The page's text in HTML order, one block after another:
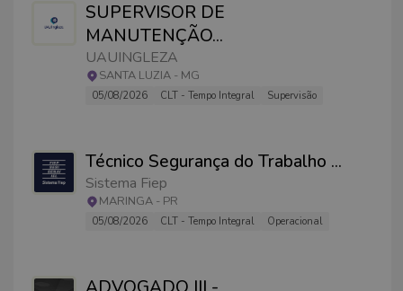
SUPERVISOR DE
MANUTENÇÃO...
UAUINGLEZA
SANTA LUZIA - MG
05/08/2026 CLT - Tempo Integral Supervisão
Técnico Segurança do Trabalho ...
Sistema Fiep
MARINGA - PR
05/08/2026 CLT - Tempo Integral Operacional